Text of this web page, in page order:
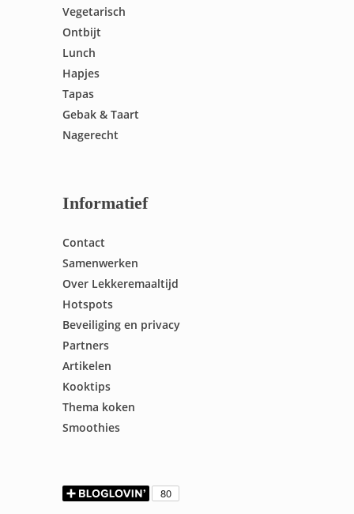
Vegetarisch
Ontbijt
Lunch
Hapjes
Tapas
Gebak & Taart
Nagerecht
Informatief
Contact
Samenwerken
Over Lekkeremaaltijd
Hotspots
Beveiliging en privacy
Partners
Artikelen
Kooktips
Thema koken
Smoothies